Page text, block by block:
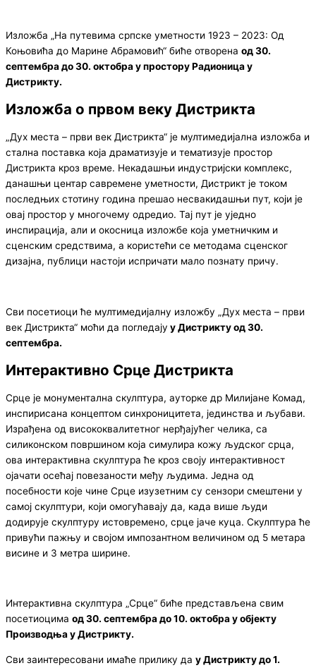
Изложба „На путевима српске уметности 1923 – 2023: Од
Коњовића до Марине Абрамовић“ биће отворена од 30.
септембра до 30. октобра у простору Радионица у
Дистрикту.
Изложба о првом веку Дистрикта
„Дух места – први век Дистрикта“ је мултимедијална изложба и
стална поставка која драматизује и тематизује простор
Дистрикта кроз време. Некадашњи индустријски комплекс,
данашњи центар савремене уметности, Дистрикт је током
последњих стотину година прешао несвакидашњи пут, који је
овај простор у многочему одредио. Тај пут је уједно
инспирација, али и окосница изложбе која уметничким и
сценским средствима, а користећи се методама сценског
дизајна, публици настоји испричати мало познату причу.
Сви посетиоци ће мултимедијалну изложбу „Дух места – први
век Дистрикта“ моћи да погледају у Дистрикту од 30.
септембра.
Интерактивно Срце Дистрикта
Срце је монументална скулптура, ауторке др Милијане Комад,
инспирисана концептом синхроницитета, јединства и љубави.
Израђена од висококвалитетног нерђајућег челика, са
силиконском површином која симулира кожу људског срца,
ова интерактивна скулптура ће кроз своју интерактивност
ојачати осећај повезаности међу људима. Једна од
посебности које чине Срце изузетним су сензори смештени у
самој скулптури, који омогућавају да, када више људи
додирује скулптуру истовремено, срце јаче куца. Скулптура ће
привући пажњу и својом импозантном величином од 5 метара
висине и 3 метра ширине.
Интерактивна скулптура „Срце“ биће представљена свим
посетиоцима од 30. септембра до 10. октобра у објекту
Производња у Дистрикту.
Сви заинтересовани имаће прилику да у Дистрикту до 1.